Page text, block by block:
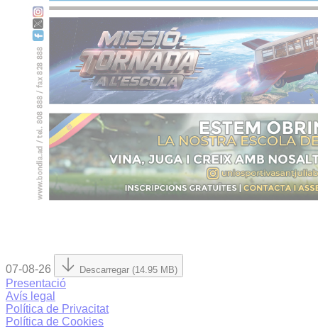
07-08-26 Descarregar (14.95 MB)
Presentació
Avís legal
Política de Privacitat
Política de Cookies